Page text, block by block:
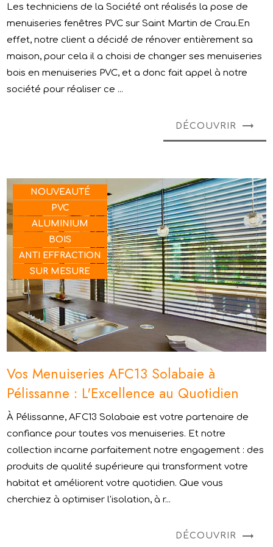
Les techniciens de la Société ont réalisés la pose de
menuiseries fenêtres PVC sur Saint Martin de Crau.En
effet, notre client a décidé de rénover entièrement sa
maison, pour cela il a choisi de changer ses menuiseries
bois en menuiseries PVC, et a donc fait appel à notre
société pour réaliser ce ...
DÉCOUVRIR
NOUVEAUTÉ
PVC
ALUMINIUM
BOIS
ANTI EFFRACTION
SUR MESURE
Vos Menuiseries AFC13 Solabaie à
Pélissanne : L'Excellence au Quotidien
À Pélissanne, AFC13 Solabaie est votre partenaire de
confiance pour toutes vos menuiseries. Et notre
collection incarne parfaitement notre engagement : des
produits de qualité supérieure qui transforment votre
habitat et améliorent votre quotidien. Que vous
cherchiez à optimiser l'isolation, à r...
DÉCOUVRIR